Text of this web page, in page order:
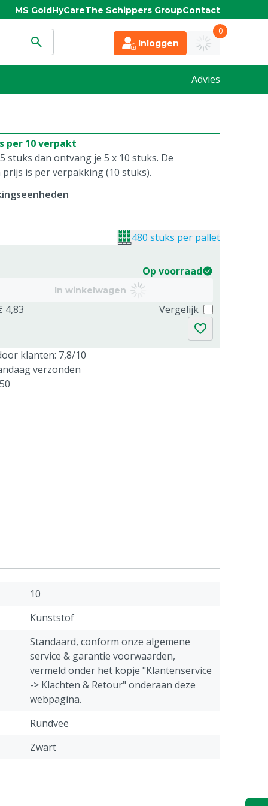
MS GoldHyCareThe Schippers GroupContact
Inloggen
0
Advies
per 10 verpakt
stuks dan ontvang je 5 x 10 stuks. De
is per verpakking (10 stuks).
Op voorraad
In winkelwagen
4,83 Vergelijk
480 stuks per pallet
klanten: 7,8/10
verzonden
10
Kunststof
Standaard, conform onze algemene
service & garantie voorwaarden,
vermeld onder het kopje "Klantenservice
-> Klachten & Retour" onderaan deze
webpagina.
Rundvee
Zwart